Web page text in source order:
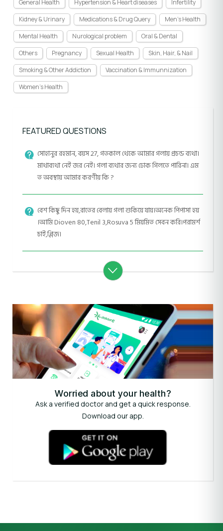
General Health Hypertension & Heart diseases
Infertility
Kidney & Urinary
Medications & Drug Query
Men's Health
Mental Health
Nurological problem
Oral & Dental
Others
Pregnancy Sexual Health
Skin, Hair, & Nail
Smoking & Other Addiction
Vaccination & Immunnization
Women's Health
FEATURED QUESTIONS
সোহানুর রহমান, বয়স 27, গতকাল থেকে আমার গলায় প্রচন্ড ব্যথা।
মাথাব্যথা নেই জর নেই। গলা ব্যথার জন্য ঢোক গিলতে পারিনা। এম
ত অবস্থায় আমার করণীয় কি ?
বেশ কিছু দিন হয়,রাতের বেলায় গলা শুকিয়ে যায়।অনেক পিপাসা হয়
।আমি Dioven 80,Tenil 3,Rosuva 5 মিয়মিত সেবন করি।পরামর্শ
চাই,প্লিজ।
Worried about your health?
Ask a verified doctor and get a quick response.
Download our app.